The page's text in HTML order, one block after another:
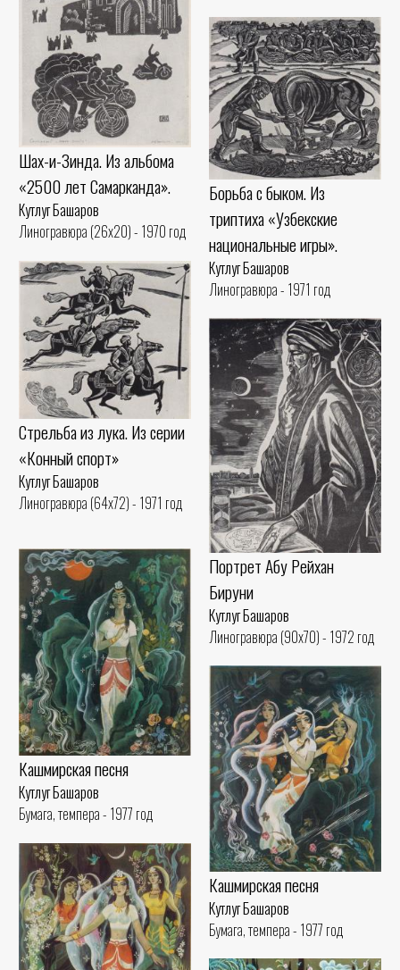
Шах-и-Зинда. Из альбома
«2500 лет Самарканда».
Кутлуг Башаров
Линогравюра (26x20) - 1970 год
Борьба с быком. Из
триптиха «Узбекские
национальные игры».
Кутлуг Башаров
Линогравюра - 1971 год
Стрельба из лука. Из серии
«Конный спорт»
Кутлуг Башаров
Линогравюра (64x72) - 1971 год
Портрет Абу Рейхан
Бируни
Кутлуг Башаров
Линогравюра (90x70) - 1972 год
Кашмирская песня
Кутлуг Башаров
Бумага, темпера - 1977 год
Кашмирская песня
Кутлуг Башаров
Бумага, темпера - 1977 год